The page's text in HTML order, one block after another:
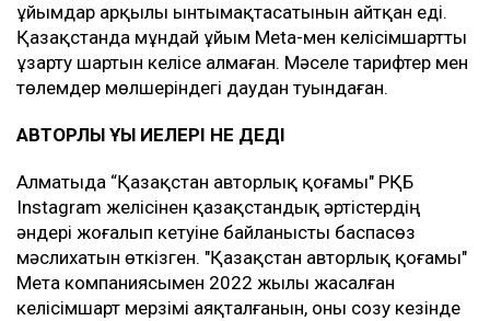
ұйымдар арқылы ынтымақтасатынын айтқан еді.
Қазақстанда мұндай ұйым Meta-мен келісімшартты
ұзарту шартын келісе алмаған. Мәселе тарифтер мен
төлемдер мөлшеріндегі даудан туындаған.
АВТОРЛЫҚ ҚҰҚЫҚ ИЕЛЕРІ НЕ ДЕДІ
Алматыда “Қазақстан авторлық қоғамы" РҚБ
Instagram желісінен қазақстандық әртістердің
әндері жоғалып кетуіне байланысты баспасөз
мәслихатын өткізген. "Қазақстан авторлық қоғамы"
Мета компаниясымен 2022 жылы жасалған
келісімшарт мерзімі аяқталғанын, оны созу кезінде